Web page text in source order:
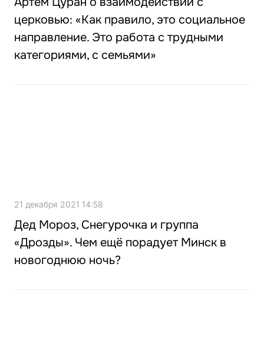
церковью: «Как правило, это социальное
направление. Это работа с трудными
категориями, с семьями»
21 декабря 2021 14:58
Дед Мороз, Снегурочка и группа
«Дрозды». Чем ещё порадует Минск в
новогоднюю ночь?